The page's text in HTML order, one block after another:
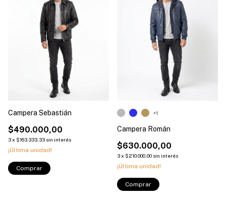
Campera Sebastián
$490.000,00
3x $163.333,33 sin interés
¡Última unidad!
Comprar
Campera Román
$630.000,00
3x $210.000,00 sin interés
¡Última unidad!
+1
Comprar